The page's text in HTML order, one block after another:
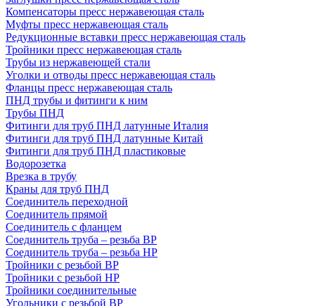
Компенсаторы пресс нержавеющая сталь
Муфты пресс нержавеющая сталь
Редукционные вставки пресс нержавеющая сталь
Тройники пресс нержавеющая сталь
Трубы из нержавеющей стали
Уголки и отводы пресс нержавеющая сталь
Фланцы пресс нержавеющая сталь
ПНД трубы и фитинги к ним
Трубы ПНД
Фитинги для труб ПНД латунные Италия
Фитинги для труб ПНД латунные Китай
Фитинги для труб ПНД пластиковые
Водорозетка
Врезка в трубу
Краны для труб ПНД
Соединитель переходной
Соединитель прямой
Соединитель с фланцем
Соединитель труба – резьба ВР
Соединитель труба – резьба НР
Тройники с резьбой ВР
Тройники с резьбой НР
Тройники соединительные
Угольники с резьбой ВР